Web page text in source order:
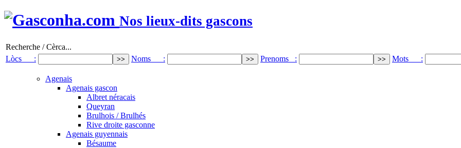
Nos lieux-dits gascons
Recherche / Cèrca...
Lòcs :
Noms : Prenoms : Mots :
Agenais
Agenais gascon
Albret néracais
Queyran
Brulhois / Brulhés
Rive droite gasconne
Agenais guyennais
Bésaume